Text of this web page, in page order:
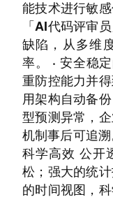
能技术进行敏
「AI代码评审
缺陷，从多维
率。 · 安全稳
重防控能力并
用架构自动备
型预测异常，
机制事后可追
科学高效 公开
松；强大的统
的时间视图，